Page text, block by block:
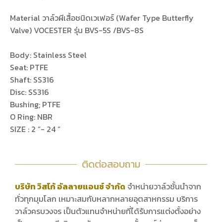
Material วาล์วผีเสื้อชนิดเวเฟอร์ (Wafer Type Butterfly
Valve) VOCESTER รุ่น BVS-5S /BVS-8S
Body: Stainless Steel
Seat: PTFE
Shaft: SS316
Disc: SS316
Bushing; PTFE
O Ring: NBR
SIZE : 2 “- 24 “
ติดต่อสอบถาม
บริษัท วิสโก้ อัลลายแอนซ์ จำกัด จำหน่ายวาล์วชั้นนำจาก
ทั่วทุกมุมโลก เหมาะสมกับหลากหลายอุตสาหกรรม บริการ
วาล์วครบวงจร เป็นตัวแทนจำหน่ายที่ได้รับการแต่งตั้งอย่าง